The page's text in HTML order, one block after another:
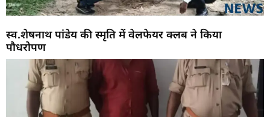
स्व.शेषनाथ पांडेय की स्मृति में वेलफेयर क्लब ने किया
पौधरोपण